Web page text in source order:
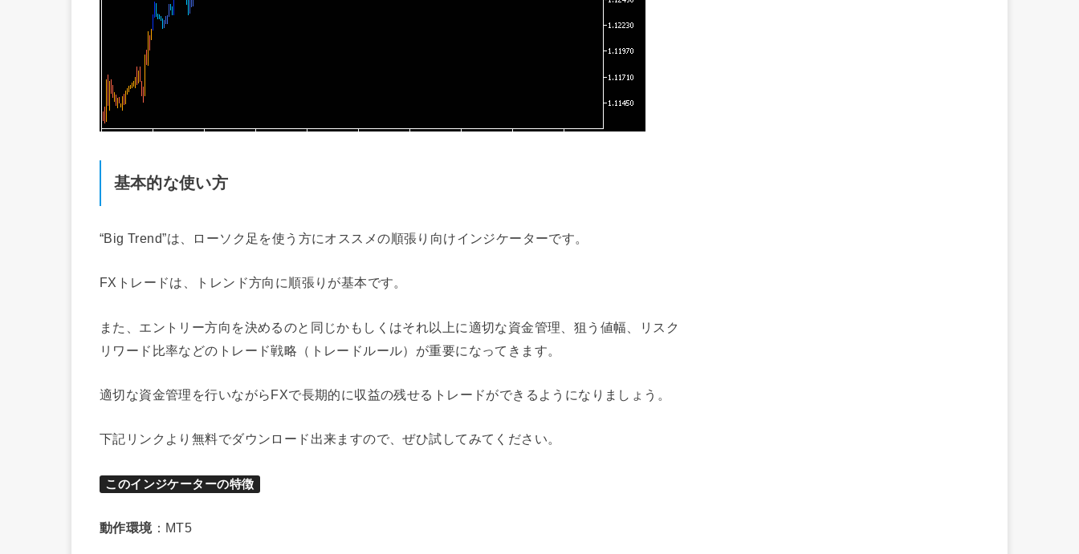
基本的な使い方
“Big Trend”は、ローソク足を使う方にオススメの順張り向けインジケーターです。
FXトレードは、トレンド方向に順張りが基本です。
また、エントリー方向を決めるのと同じかもしくはそれ以上に適切な資金管理、狙う値幅、リスク
リワード比率などのトレード戦略（トレードルール）が重要になってきます。
適切な資金管理を行いながらFXで長期的に収益の残せるトレードができるようになりましょう。
下記リンクより無料でダウンロード出来ますので、ぜひ試してみてください。
このインジケーターの特徴
動作環境：MT5